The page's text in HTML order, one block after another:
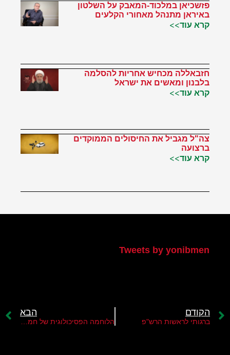
פזשכיאן במלכוד-המאבק על השלטון
באיראן מתנהל מאחורי הקלעים
קרא עוד>>
חזבאללה מכחיש אחריות להסלמה
בלבנון ומאשים את ישראל
קרא עוד>>
צה"ל מגביל את החיסולים הממוקדים
ברצועה
קרא עוד>>
Tweets by yonibmen
הקודם
ברגותי לראשות הרש"פ
הבא
הלוחמה הפסיכולוגית של חמאס נגד השב"כ